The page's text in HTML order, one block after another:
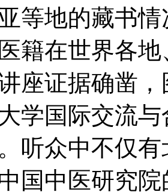
等地的藏书
籍在世界各
座证据确凿
学国际交流
听众中不仅
国中医研究